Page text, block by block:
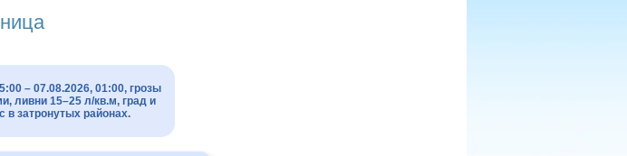
– 07.08.2026, 01:00, грозы
ливни 15–25 л/кв.м, град и
в затронутых районах.